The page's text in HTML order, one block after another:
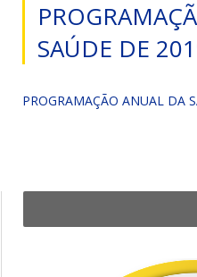
SAÚDE DE
PROGRAMAÇÃO ANUAL DA